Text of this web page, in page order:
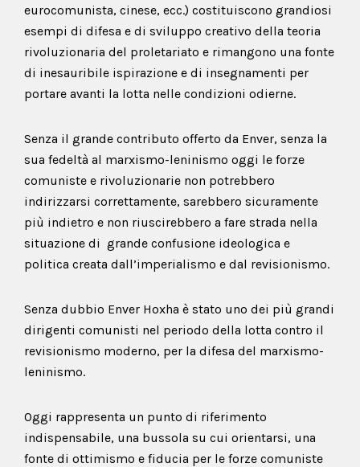
eurocomunista, cinese, ecc.) costituiscono grandiosi
esempi di difesa e di sviluppo creativo della teoria
rivoluzionaria del proletariato e rimangono una fonte
di inesauribile ispirazione e di insegnamenti per
portare avanti la lotta nelle condizioni odierne.
Senza il grande contributo offerto da Enver, senza la
sua fedeltà al marxismo-leninismo oggi le forze
comuniste e rivoluzionarie non potrebbero
indirizzarsi correttamente, sarebbero sicuramente
più indietro e non riuscirebbero a fare strada nella
situazione di grande confusione ideologica e
politica creata dall’imperialismo e dal revisionismo.
Senza dubbio Enver Hoxha è stato uno dei più grandi
dirigenti comunisti nel periodo della lotta contro il
revisionismo moderno, per la difesa del marxismo-
leninismo.
Oggi rappresenta un punto di riferimento
indispensabile, una bussola su cui orientarsi, una
fonte di ottimismo e fiducia per le forze comuniste